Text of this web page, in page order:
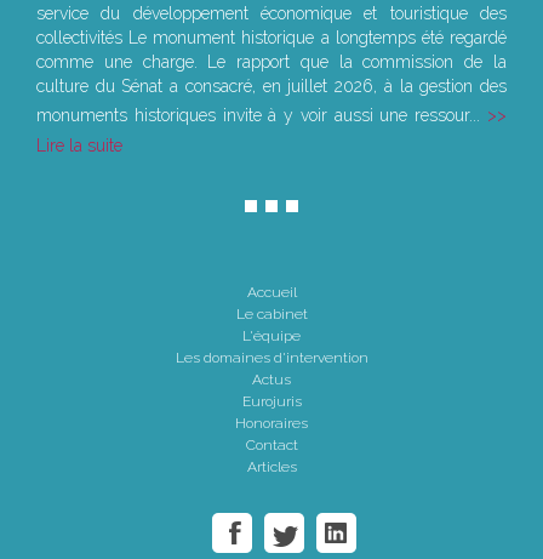
service du développement économique et touristique des
collectivités Le monument historique a longtemps été regardé
comme une charge. Le rapport que la commission de la
culture du Sénat a consacré, en juillet 2026, à la gestion des
monuments historiques invite à y voir aussi une ressour...
Lire la suite
Accueil
Le cabinet
L'équipe
Les domaines d'intervention
Actus
Eurojuris
Honoraires
Contact
Articles